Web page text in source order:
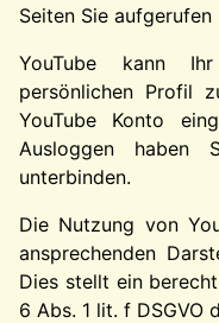
Seiten Sie aufgerufen
YouTube kann
persönlichen Profil
YouTube Konto
Ausloggen
unterbinden.
Die Nutzung von
ansprechenden
Dies stellt ein
6 Abs. 1 lit. f DSGVO